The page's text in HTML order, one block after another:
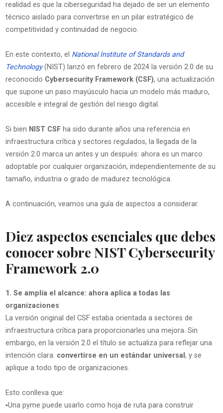
realidad es que la ciberseguridad ha dejado de ser un elemento
técnico aislado para convertirse en un pilar estratégico de
competitividad y continuidad de negocio.
En este contexto, el National Institute of Standards and
Technology(NIST) lanzó en febrero de 2024 la versión 2.0 de su
reconocido Cybersecurity Framework (CSF), una actualización
que supone un paso mayúsculo hacia un modelo más maduro,
accesible e integral de gestión del riesgo digital.
Si bien NIST CSFha sido durante años una referencia en
infraestructura crítica y sectores regulados, la llegada de la
versión 2.0 marca un antes y un después: ahora es un marco
adoptable por cualquier organización, independientemente de su
tamaño, industria o grado de madurez tecnológica.
A continuación, veamos una guía de aspectos a considerar.
Diez aspectos esenciales que debes
conocer sobre NIST Cybersecurity
Framework 2.0
1. Se amplía el alcance: ahora aplica a todas las
organizaciones
La versión original del CSF estaba orientada a sectores de
infraestructura crítica para proporcionarles una mejora. Sin
embargo, en la versión 2.0 el título se actualiza para reflejar una
intención clara: convertirse en un estándar universal , y se
aplique a todo tipo de organizaciones.
Esto conlleva que:
▪️Una pyme puede usarlo como hoja de ruta para construir